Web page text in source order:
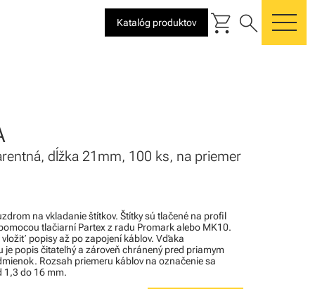
Katalóg produktov shopping_cart search
dĺžka 21mm, 100 ks, na priemer
na vkladanie štítkov. Štítky sú tlačené na profil
tlačiarní Partex z radu Promark alebo MK10.
popisy až po zapojení káblov. Vďaka
popis čitateľný a zároveň chránený pred priamym
Rozsah priemeru káblov na označenie sa
1,3 do 16 mm.